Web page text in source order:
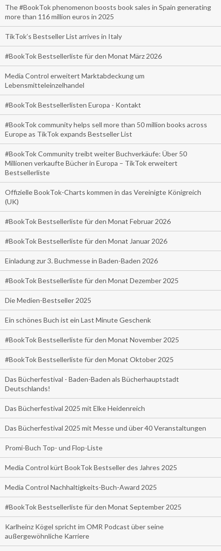
The #BookTok phenomenon boosts book sales in Spain generating
more than 116 million euros in 2025
TikTok’s Bestseller List arrives in Italy
#BookTok Bestsellerliste für den Monat März 2026
Media Control erweitert Marktabdeckung um
Lebensmitteleinzelhandel
#BookTok Bestsellerlisten Europa - Kontakt
#BookTok community helps sell more than 50 million books across
Europe as TikTok expands Bestseller List
#BookTok Community treibt weiter Buchverkäufe: Über 50
Millionen verkaufte Bücher in Europa – TikTok erweitert
Bestsellerliste
Offizielle BookTok-Charts kommen in das Vereinigte Königreich
(UK)
#BookTok Bestsellerliste für den Monat Februar 2026
#BookTok Bestsellerliste für den Monat Januar 2026
Einladung zur 3. Buchmesse in Baden-Baden 2026
#BookTok Bestsellerliste für den Monat Dezember 2025
Die Medien-Bestseller 2025
Ein schönes Buch ist ein Last Minute Geschenk
#BookTok Bestsellerliste für den Monat November 2025
#BookTok Bestsellerliste für den Monat Oktober 2025
Das Bücherfestival - Baden-Baden als Bücherhauptstadt
Deutschlands!
Das Bücherfestival 2025 mit Elke Heidenreich
Das Bücherfestival 2025 mit Messe und über 40 Veranstaltungen
Promi-Buch Top- und Flop-Liste
Media Control kürt BookTok Bestseller des Jahres 2025
Media Control Nachhaltigkeits-Buch-Award 2025
#BookTok Bestsellerliste für den Monat September 2025
Karlheinz Kögel spricht im OMR Podcast über seine
außergewöhnliche Karriere